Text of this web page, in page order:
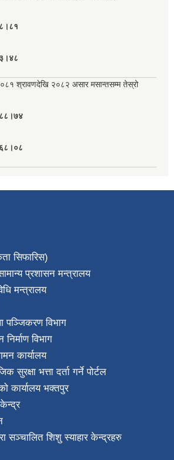
श्रावणदेखि २०८२ असार मसान्तसम्म तेस्रो
सिफारिस)
प्रशासन मन्त्रालय
मन्त्रालय
पञ्जिकरण विभाग
विभाग
कार्यालय
सुरक्षा भत्ता दर्ता गर्ने पोर्टल
कार्यालय भक्तपुर
सञ्चालित शिशु स्याहार केन्द्रहरु